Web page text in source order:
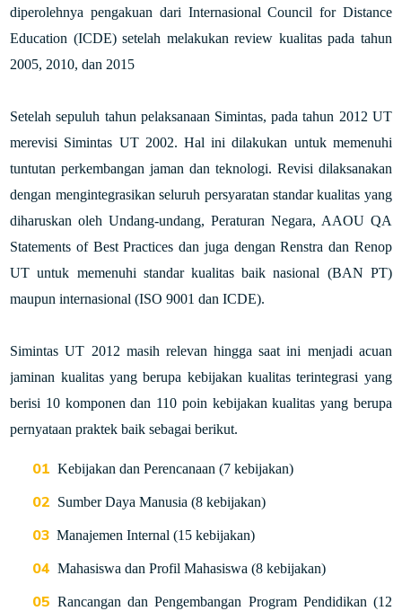
diperolehnya pengakuan dari Internasional Council for Distance
Education (ICDE) setelah melakukan review kualitas pada tahun
2005, 2010, dan 2015
Setelah sepuluh tahun pelaksanaan Simintas, pada tahun 2012 UT
merevisi Simintas UT 2002. Hal ini dilakukan untuk memenuhi
tuntutan perkembangan jaman dan teknologi. Revisi dilaksanakan
dengan mengintegrasikan seluruh persyaratan standar kualitas yang
diharuskan oleh Undang-undang, Peraturan Negara, AAOU QA
Statements of Best Practices dan juga dengan Renstra dan Renop
UT untuk memenuhi standar kualitas baik nasional (BAN PT)
maupun internasional (ISO 9001 dan ICDE).
Simintas UT 2012 masih relevan hingga saat ini menjadi acuan
jaminan kualitas yang berupa kebijakan kualitas terintegrasi yang
berisi 10 komponen dan 110 poin kebijakan kualitas yang berupa
pernyataan praktek baik sebagai berikut.
Kebijakan dan Perencanaan (7 kebijakan)
Sumber Daya Manusia (8 kebijakan)
Manajemen Internal (15 kebijakan)
Mahasiswa dan Profil Mahasiswa (8 kebijakan)
Rancangan dan Pengembangan Program Pendidikan (12